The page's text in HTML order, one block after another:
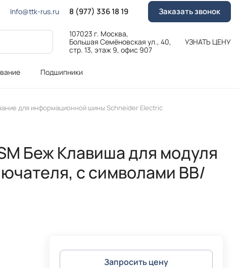
Info@ttk-rus.ru 8 (977) 336 18 19 Заказать звонок
107023 г. Москва,
Большая Семёновская ул., 40,
стр. 13, этаж 9, офис 907
УЗНАТЬ ЦЕНУ
Подшипники
для информационной шины Schneider Electric
Беж Клавиша для модуля
с символами ВВ/
Запросить цену